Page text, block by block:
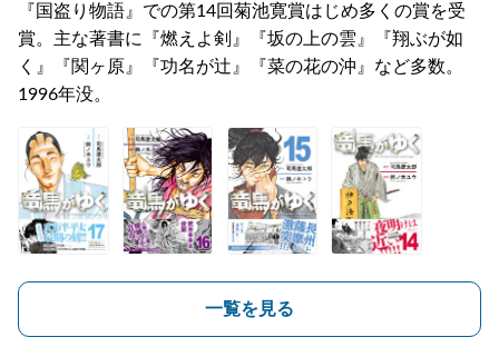
『国盗り物語』での第14回菊池寛賞はじめ多くの賞を受
賞。主な著書に『燃えよ剣』『坂の上の雲』『翔ぶが如
く』『関ヶ原』『功名が辻』『菜の花の沖』など多数。
1996年没。
一覧を見る